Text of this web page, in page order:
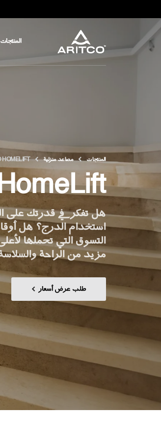
المنتجات
المنتجات
نبذة عن ARITCO
اطلب جهاز هوم كيت الرقمي
ابق على تواصل معنا
اشترك في نشرة الأخبار
FAQ
ابق على تواصل معنا
المنتجات مصاعد منزلية HOMELIFT
هل تفكر في قدرتك على
استخدام الدرج؟ هل
التسوق التي تحملها
مزيد من الراحة
طلب عرض أسعار